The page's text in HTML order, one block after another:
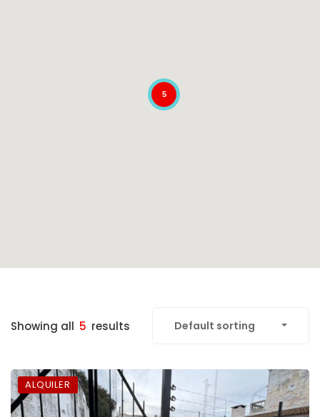
5
Showing all 5 results Default sorting
ALQUILER